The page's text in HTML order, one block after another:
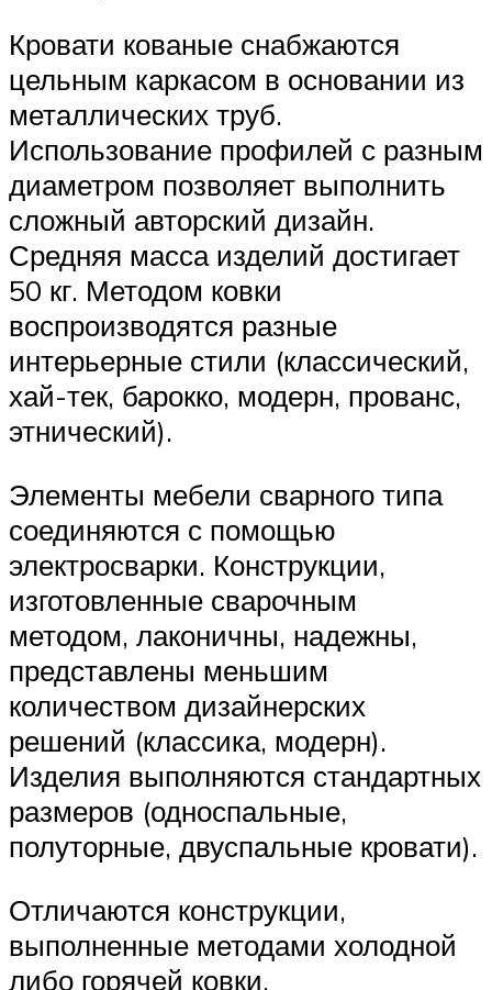
Кровати кованые снабжаются
цельным каркасом в основании из
металлических труб.
Использование профилей с разным
диаметром позволяет выполнить
сложный авторский дизайн.
Средняя масса изделий достигает
50 кг. Методом ковки
воспроизводятся разные
интерьерные стили (классический,
хай-тек, барокко, модерн, прованс,
этнический).
Элементы мебели сварного типа
соединяются с помощью
электросварки. Конструкции,
изготовленные сварочным
методом, лаконичны, надежны,
представлены меньшим
количеством дизайнерских
решений (классика, модерн).
Изделия выполняются стандартных
размеров (односпальные,
полуторные, двуспальные кровати).
Отличаются конструкции,
выполненные методами холодной
либо горячей ковки.